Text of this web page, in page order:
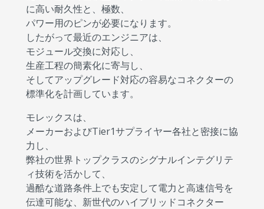
に高い耐久性と、極数、
パワー用のピンが必要になります。
したがって最近のエンジニアは、
モジュール交換に対応し、
生産工程の簡素化に寄与し、
そしてアップグレード対応の容易なコネクターの
標準化を計画しています。
モレックスは、
メーカーおよびTier1サプライヤー各社と密接に協
力し、
弊社の世界トップクラスのシグナルインテグリテ
ィ技術を活かして、
過酷な道路条件上でも安定して電力と高速信号を
伝達可能な、新世代のハイブリッドコネクター